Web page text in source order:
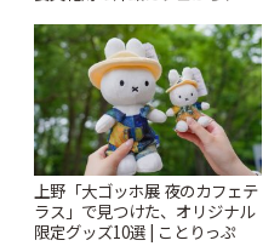
りっぷ
上野「大ゴッホ展 夜のカフェテ
ラス」で見つけた、オリジナル
限定グッズ10選 | ことりっぷ